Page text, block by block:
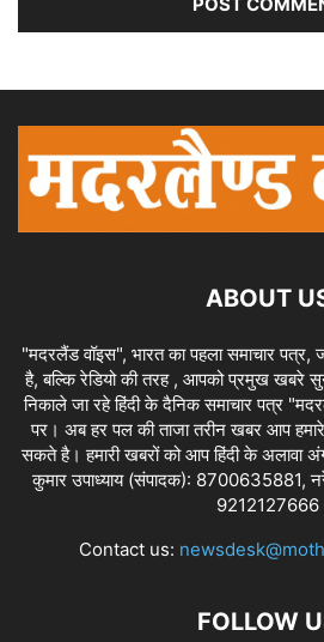
ABOUT
"मदरलैंड वॉइस", भारत का पहला समाचार
है, बल्कि रेडियो की तरह , आपको प्रमुख खबरे
निकाले जा रहे हिंदी के दैनिक समाचार पत्र
पर। अब हर पल की ताजा तरीन खबर आप
सकते है। हमारी खबरों को आप हिंदी के
कुमार उपाध्याय (संपादक): 8700635881,
9212127666
Contact us:
FOLLOW